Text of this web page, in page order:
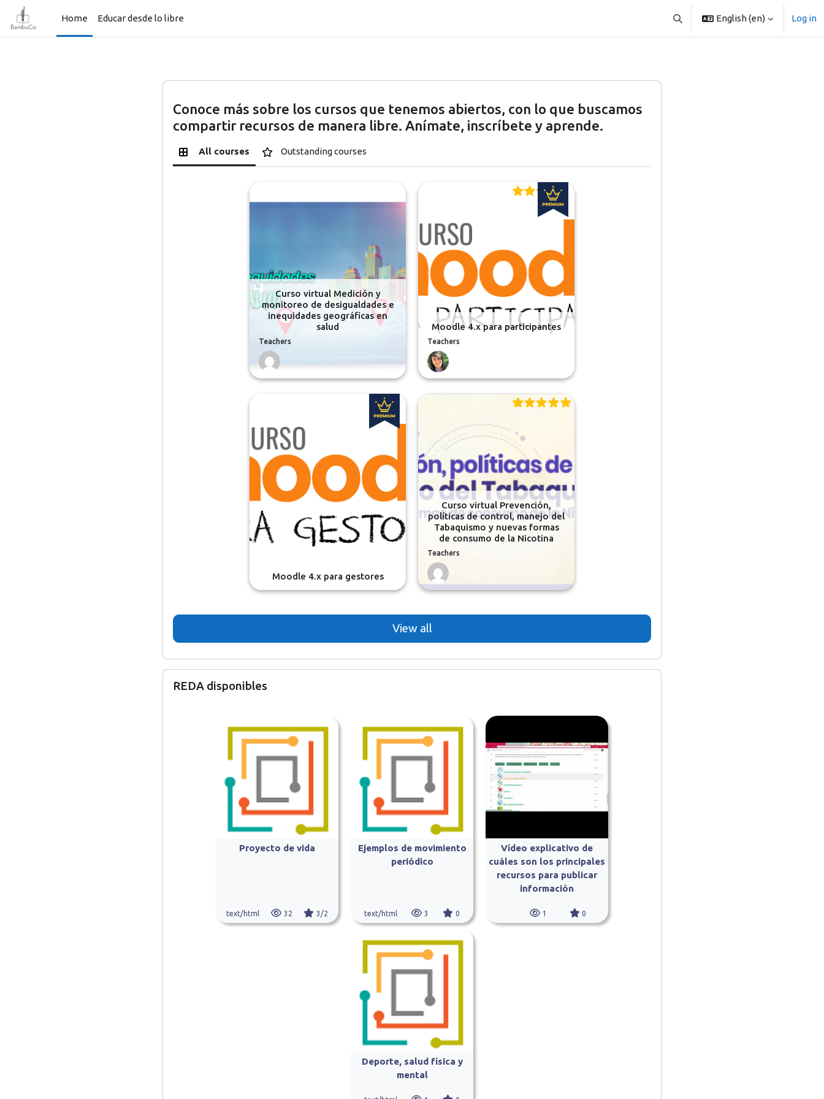
Skip to main content
Home
Educar desde lo libre
Toggle search input
English ‎(en)‎ Log in
Blocks
Conoce más sobre los cursos que tenemos abiertos, con lo que buscamos
compartir recursos de manera libre. Anímate, inscríbete y aprende.
All courses Outstanding courses
Curso virtual Medición y
monitoreo de desigualdades e
inequidades geográficas en
salud
Teachers
Moodle 4.x para participantes
Teachers
Moodle 4.x para gestores
Curso virtual Prevención,
políticas de control, manejo del
Tabaquismo y nuevas formas
de consumo de la Nicotina
Teachers
View all
Skip REDA disponibles
REDA disponibles
Proyecto de vida
text/html 32 3/2
Ejemplos de movimiento
periódico
text/html 3 0
Vídeo explicativo de
cuáles son los principales
recursos para publicar
información
1 0
Deporte, salud física y
mental